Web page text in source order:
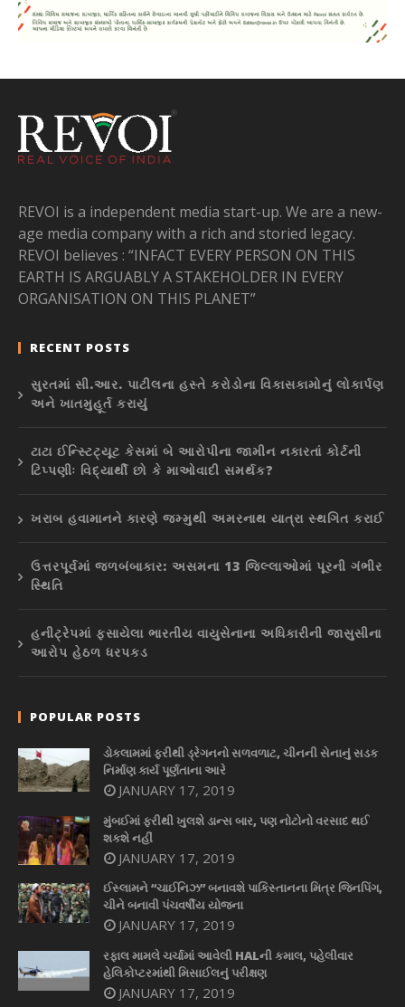
REVOI is a independent media start-up. We are a new-
age media company with a rich and storied legacy.
REVOI believes : “INFACT EVERY PERSON ON THIS
EARTH IS ARGUABLY A STAKEHOLDER IN EVERY
ORGANISATION ON THIS PLANET”
RECENT POSTS
સુરતમાં સી.આર. પાટીલના હસ્તે કરોડોના વિકાસકામોનું લોકાર્પણ
અને ખાતમુહૂર્ત કરાયું
ટાટા ઈન્સ્ટિટ્યૂટ કેસમાં બે આરોપીના જામીન નકારતાં કોર્ટની
ટિપ્પણીઃ વિદ્યાર્થી છો કે માઓવાદી સમર્થક?
ખરાબ હવામાનને કારણે જમ્મુથી અમરનાથ યાત્રા સ્થગિત કરાઈ
ઉત્તરપૂર્વમાં જળબંબાકાર: અસમના 13 જિલ્લાઓમાં પૂરની ગંભીર
સ્થિતિ
હનીટ્રેપમાં ફસાયેલા ભારતીય વાયુસેનાના અધિકારીની જાસુસીના
આરોપ હેઠળ ધરપકડ
POPULAR POSTS
ડોકલામમાં ફરીથી ડ્રેગનનો સળવળાટ, ચીનની સેનાનું સડક
નિર્માણ કાર્ય પૂર્ણતાના આરે
JANUARY 17, 2019
મુંબઈમાં ફરીથી ખુલશે ડાન્સ બાર, પણ નોટોનો વરસાદ થઈ
શકશે નહીં
JANUARY 17, 2019
ઈસ્લામને “ચાઈનિઝ” બનાવશે પાકિસ્તાનના મિત્ર જિનપિંગ,
ચીને બનાવી પંચવર્ષીય યોજના
JANUARY 17, 2019
રફાલ મામલે ચર્ચામાં આવેલી HALની કમાલ, પહેલીવાર
હેલિકોપ્ટરમાંથી મિસાઈલનું પરીક્ષણ
JANUARY 17, 2019